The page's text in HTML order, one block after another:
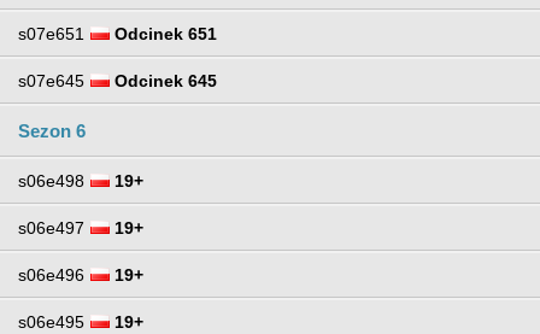
s07e651 Odcinek 651
s07e645 Odcinek 645
Sezon 6
s06e498 19+
s06e497 19+
s06e496 19+
s06e495 19+